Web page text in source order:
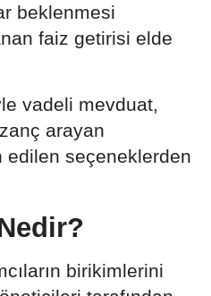
beklenmesi
faiz getirisi elde
vadeli mevduat,
arayan
edilen seçeneklerden
birikimlerini